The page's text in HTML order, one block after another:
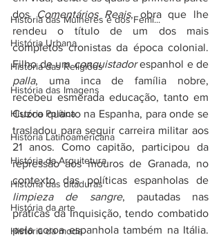
História das Mulheres e dos Femi...
História Urbana
História das Religiões
História das Imagens
História Política
História Latinoamericana
História da Arquitetura
História das ditaduras
História da arte
História da moda
dos Comentários Reais, obra que lhe
rendeu o título de um dos mais
completos cronistas da época colonial.
Filho de um conquistador
palla, uma inca de família nobre,
recebeu esmerada educação, tanto em
Cuzco quanto na Espanha, para onde se
trasladou para seguir carreira militar aos
21 anos. Como capitão, participou da
repressão aos mouros de Granada, no
limpieza de sangre, pautadas nas
práticas da Inquisição, tendo combatido
pela coroa espanhola também na Itália.